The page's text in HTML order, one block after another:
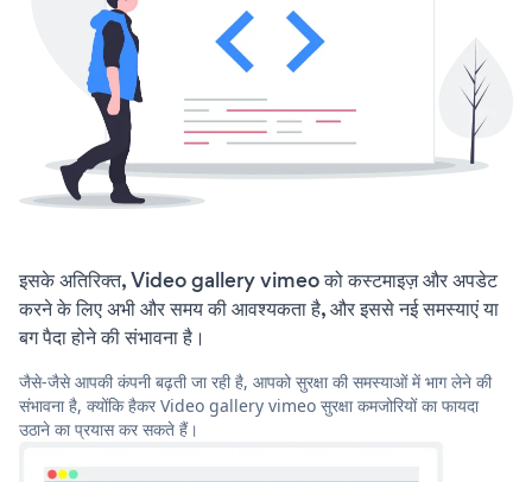
इसके अतिरिक्त, Video gallery vimeo को कस्टमाइज़ और अपडेट
करने के लिए अभी और समय की आवश्यकता है, और इससे नई समस्याएं या
बग पैदा होने की संभावना है।
जैसे-जैसे आपकी कंपनी बढ़ती जा रही है, आपको सुरक्षा की समस्याओं में भाग लेने की
संभावना है, क्योंकि हैकर Video gallery vimeo सुरक्षा कमजोरियों का फायदा
उठाने का प्रयास कर सकते हैं।